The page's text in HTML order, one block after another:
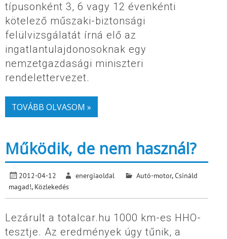
típusonként 3, 6 vagy 12 évenkénti
kötelező műszaki-biztonsági
felülvizsgálatát írná elő az
ingatlantulajdonosoknak egy
nemzetgazdasági miniszteri
rendelettervezet.
TOVÁBB OLVASOM »
Működik, de nem használ?
2012-04-12 energiaoldal Autó-motor,Csináld
magad!, Közlekedés
Lezárult a totalcar.hu 1000 km-es HHO-
tesztje. Az eredmények úgy tűnik, a